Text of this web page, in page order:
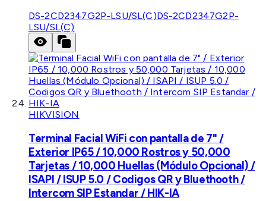
DS-2CD2347G2P-LSU/SL(C)DS-2CD2347G2P-
LSU/SL(C)
HIKVISION
Terminal Facial WiFi con pantalla de 7" /
Exterior IP65 / 10,000 Rostros y 50,000
Tarjetas / 10,000 Huellas (Módulo Opcional) /
ISAPI / ISUP 5.0 / Codigos QR y Bluethooth /
Intercom SIP Estandar / HIK-IA